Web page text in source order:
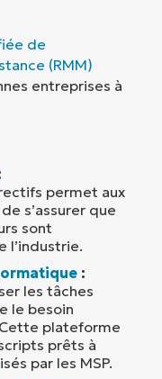
de
(RMM)
entreprises à
permet aux
s’assurer que
sont
l’industrie.
:
les tâches
le besoin
plateforme
prêts à
par les MSP.